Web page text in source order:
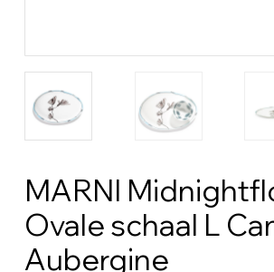
MARNI
Ovale schaal L
Aubergine